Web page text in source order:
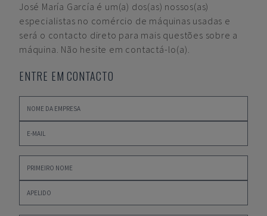
José María García é um(a) dos(as) nossos(as)
especialistas no comércio de máquinas usadas e
será o contacto direto para mais questões sobre a
máquina. Não hesite em contactá-lo(a).
ENTRE EM CONTACTO